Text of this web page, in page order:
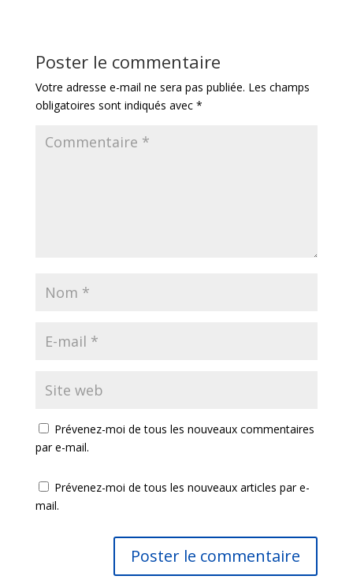
Poster le commentaire
Votre adresse e-mail ne sera pas publiée. Les champs
obligatoires sont indiqués avec *
Prévenez-moi de tous les nouveaux commentaires
par e-mail.
Prévenez-moi de tous les nouveaux articles par e-
mail.